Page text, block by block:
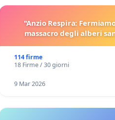
"Anzio Respira:
massacro degli alberi
114 firme
18 Firme / 30 giorni
9 Mar 2026